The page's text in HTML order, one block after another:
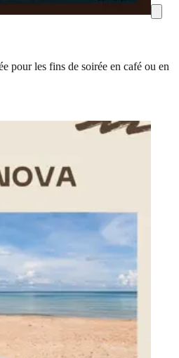
pour les fins de soirée en café ou en